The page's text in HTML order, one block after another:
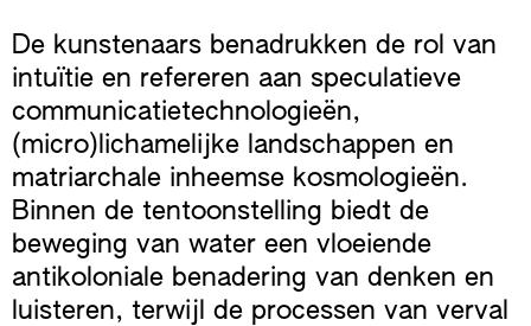
De kunstenaars benadrukken de rol van
intuïtie en refereren aan speculatieve
communicatietechnologieën,
(micro)lichamelijke landschappen en
matriarchale inheemse kosmologieën.
Binnen de tentoonstelling biedt de
beweging van water een vloeiende
antikoloniale benadering van denken en
luisteren, terwijl de processen van verval